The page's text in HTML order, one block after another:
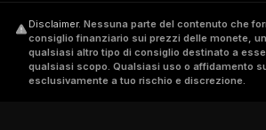
Disclaimer. Nessuna parte del contenuto che
consiglio finanziario sui prezzi delle monete,
qualsiasi altro tipo di consiglio destinato a
qualsiasi scopo. Qualsiasi uso o affidamento
esclusivamente a tuo rischio e discrezione.